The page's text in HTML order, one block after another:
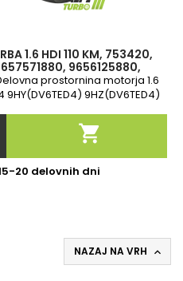
1.6 HDI 110 KM, 753420,
9656125880,
9657531880prostornina motorja 1.6
9HZ(DV6TED4)

20 delovnih dni
NAZAJ NA VRH 